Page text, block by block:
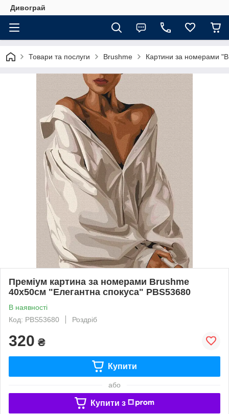
Дивограй
Товари та послуги Brushme Картини за номерами
Преміум картина за номерами Brushme
40x50см "Елегантна спокуса" PBS53680
В наявності
Код: PBS53680
Роздріб
320 ₴
Купити
або
Купити з